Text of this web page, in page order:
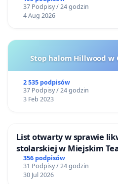
37 Podpisy / 24 godzin
4 Aug 2026
Stop halom Hillwood w
2 535 podpisów
37 Podpisy / 24 godzin
3 Feb 2023
List otwarty w sprawie
stolarskiej w Miejskim
Gdańsku
356 podpisów
31 Podpisy / 24 godzin
30 Jul 2026